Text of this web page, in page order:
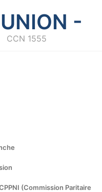
UNION -
CCN 1555
(Commission Paritaire